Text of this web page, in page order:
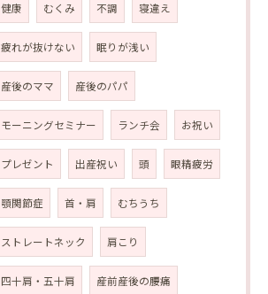
健康 むくみ 不調 寝違え
疲れが抜けない 眠りが浅い
産後のママ 産後のパパ
モーニングセミナー ランチ会 お祝い
プレゼント 出産祝い 頭 眼精疲労
顎関節症 首・肩 むちうち
ストレートネック 肩こり
四十肩・五十肩 産前産後の腰痛